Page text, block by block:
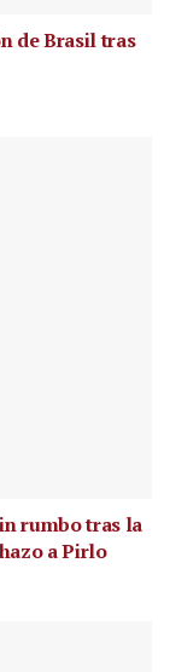
de Brasil tras
rumbo tras la
a Pirlo